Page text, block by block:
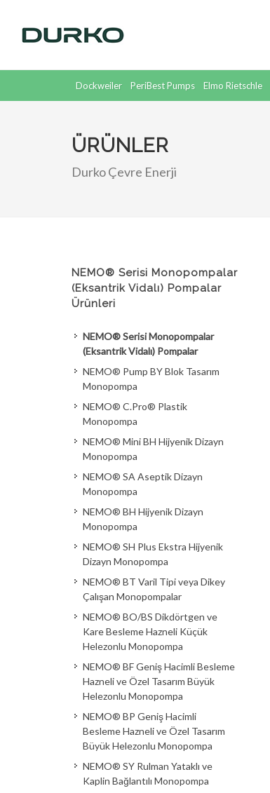
Dockweiler PeriBest Pumps Elmo Rietschle
ÜRÜNLER
Durko Çevre Enerji
NEMO® Serisi Monopompalar
(Eksantrik Vidalı) Pompalar
Ürünleri
NEMO® Serisi Monopompalar
(Eksantrik Vidalı) Pompalar
NEMO® Pump BY Blok Tasarım
Monopompa
NEMO® C.Pro® Plastik
Monopompa
NEMO® Mini BH Hijyenik Dizayn
Monopompa
NEMO® SA Aseptik Dizayn
Monopompa
NEMO® BH Hijyenik Dizayn
Monopompa
NEMO® SH Plus Ekstra Hijyenik
Dizayn Monopompa
NEMO® BT Varil Tipi veya Dikey
Çalışan Monopompalar
NEMO® BO/BS Dikdörtgen ve
Kare Besleme Hazneli Küçük
Helezonlu Monopompa
NEMO® BF Geniş Hacimli Besleme
Hazneli ve Özel Tasarım Büyük
Helezonlu Monopompa
NEMO® BP Geniş Hacimli
Besleme Hazneli ve Özel Tasarım
Büyük Helezonlu Monopompa
NEMO® SY Rulman Yataklı ve
Kaplin Bağlantılı Monopompa